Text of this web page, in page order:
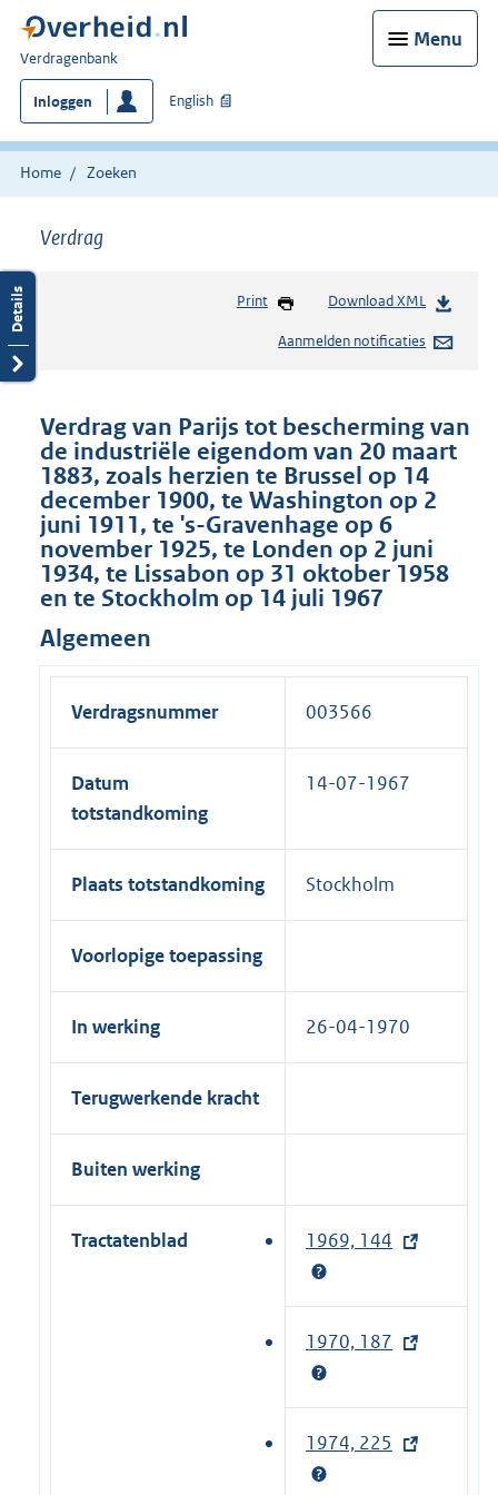
Menu
U
bent
hier:
Verdragenbank
Inloggen English
Home Zoeken
Verdrag
Print Download XML
Aanmelden notificaties
Verdrag van Parijs tot bescherming van
de industriële eigendom van 20 maart
1883, zoals herzien te Brussel op 14
december 1900, te Washington op 2
juni 1911, te 's-Gravenhage op 6
november 1925, te Londen op 2 juni
1934, te Lissabon op 31 oktober 1958
en te Stockholm op 14 juli 1967
Algemeen
Verdragsnummer 003566
Datum
totstandkoming
14-07-1967
Plaats totstandkoming Stockholm
Voorlopige toepassing
In werking 26-04-1970
Terugwerkende kracht
Buiten werking
Tractatenblad 1969, 144
x
1970, 187
x
1974, 225